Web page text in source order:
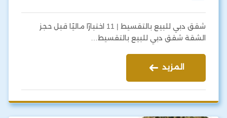
شقق دبي للبيع بالتقسيط | 11 اختبارًا ماليًا قبل حجز
الشقة شقق دبي للبيع بالتقسيط…
المزيد